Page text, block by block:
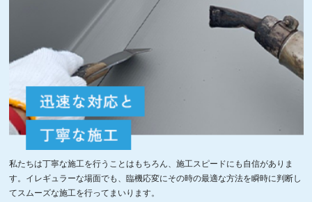
私たちは丁寧な施工を行うことはもちろん、施工スピードにも自信がありま
す。イレギュラーな場面でも、臨機応変にその時の最適な方法を瞬時に判断し
てスムーズな施工を行ってまいります。